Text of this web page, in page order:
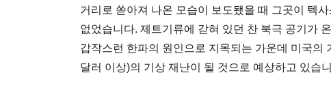
거리로 쏟아져 나온 모습이 보도됐을 때 그곳이 텍
없었습니다. 제트기류에 갇혀 있던 찬 북극 공기가
갑작스런 한파의 원인으로 지목되는 가운데 미국의
달러 이상)의 기상 재난이 될 것으로 예상하고 있습